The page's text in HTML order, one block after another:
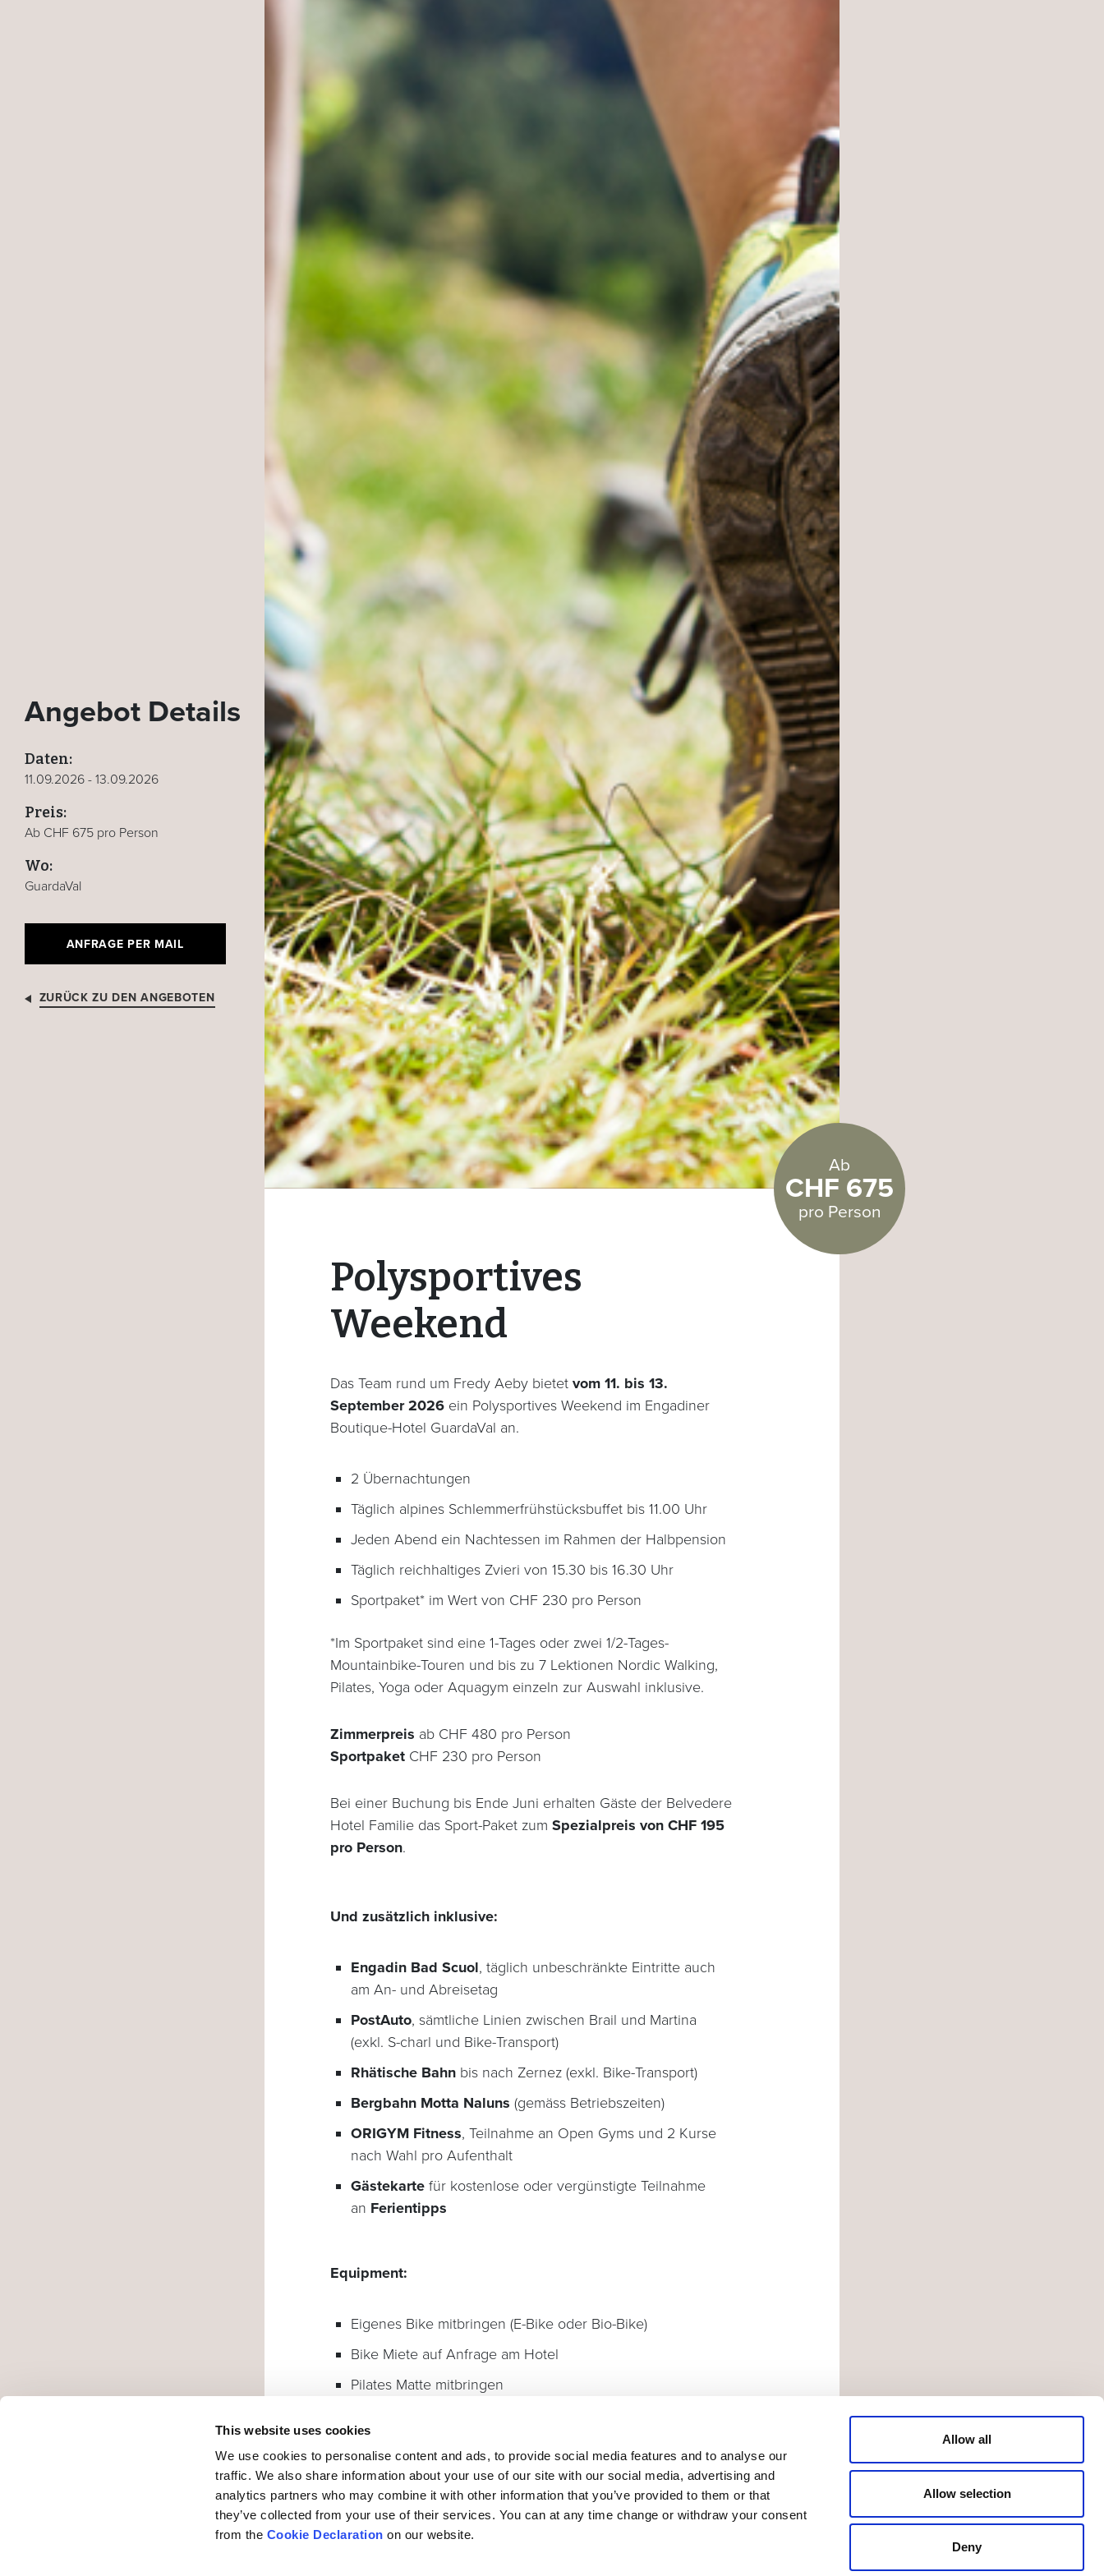
This website uses cookies
We use cookies to personalise content and ads, to provide social media features and to analyse our
traffic. We also share information about your use of our site with our social media, advertising and
analytics partners who may combine it with other information that you’ve provided to them or that
they’ve collected from your use of their services. You can at any time change or withdraw your consent
from the Cookie Declaration on our website.
Allow all
Allow selection
Deny
Angebot Details
Daten:
11.09.2026 - 13.09.2026
Preis:
Ab CHF 675 pro Person
Wo:
GuardaVal
ANFRAGE PER MAIL
ZURÜCK ZU DEN ANGEBOTEN
Ab
CHF 675
pro Person
Polysportives
Weekend
Das Team rund um Fredy Aeby bietet vom 11. bis 13.
September 2026 ein Polysportives Weekend im Engadiner
Boutique-Hotel GuardaVal an.
2 Übernachtungen
Täglich alpines Schlemmerfrühstücksbuffet bis 11.00 Uhr
Jeden Abend ein Nachtessen im Rahmen der Halbpension
Täglich reichhaltiges Zvieri von 15.30 bis 16.30 Uhr
Sportpaket* im Wert von CHF 230 pro Person
*Im Sportpaket sind eine 1-Tages oder zwei 1/2-Tages-
Mountainbike-Touren und bis zu 7 Lektionen Nordic Walking,
Pilates, Yoga oder Aquagym einzeln zur Auswahl inklusive.
Zimmerpreis ab CHF 480 pro Person
Sportpaket CHF 230 pro Person
Bei einer Buchung bis Ende Juni erhalten Gäste der Belvedere
Hotel Familie das Sport-Paket zum Spezialpreis von CHF 195
pro Person.
Und zusätzlich inklusive:
Engadin Bad Scuol, täglich unbeschränkte Eintritte auch
am An- und Abreisetag
PostAuto, sämtliche Linien zwischen Brail und Martina
(exkl. S-charl und Bike-Transport)
Rhätische Bahn bis nach Zernez (exkl. Bike-Transport)
Bergbahn Motta Naluns (gemäss Betriebszeiten)
ORIGYM Fitness, Teilnahme an Open Gyms und 2 Kurse
nach Wahl pro Aufenthalt
Gästekarte für kostenlose oder vergünstigte Teilnahme
an Ferientipps
Equipment:
Eigenes Bike mitbringen (E-Bike oder Bio-Bike)
Bike Miete auf Anfrage am Hotel
Pilates Matte mitbringen
Anmeldung:
Per E-Mail mit dem Stichwort «Polysport Weekend» an